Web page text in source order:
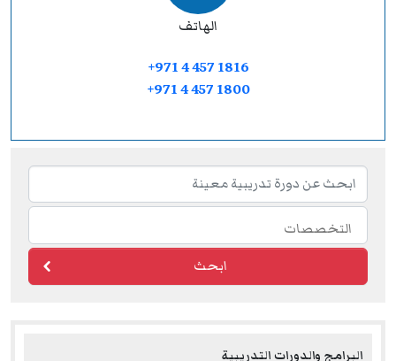
الهاتف
+971 4 457 1816
+971 4 457 1800
ابحث
البرامج والدورات التدريبية